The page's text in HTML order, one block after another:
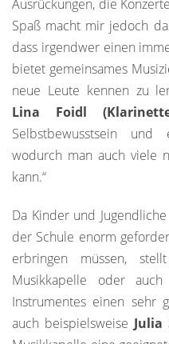
Ausrückungen, die
Spaß macht mir jedoch
dass irgendwer einen
bietet gemeinsames
neue Leute kennen zu
Lina Foidl
Selbstbewusstsein
wodurch man auch viele
kann.“
Da Kinder und
der Schule enorm
erbringen müssen,
Musikkapelle oder
Instrumentes einen sehr
auch beispielsweise Julia